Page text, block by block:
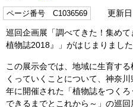
ページ番号 C1036569 更新日
巡回企画展「調べてきた！集め
植物誌2018』」がはじまりました
この展示会では、地域に生育す
くっていくことについて、神奈
年に開催された「植物誌をつく
できるまでとこれから～」の巡